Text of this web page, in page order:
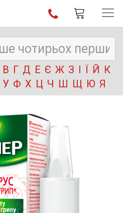
В Г Д Е Є Ж З І Ї Й К
У Ф Х Ц Ч Ш Щ Ю Я